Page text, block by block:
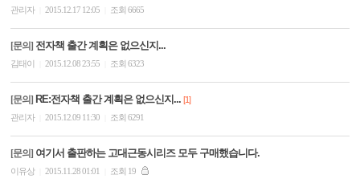
관리자 2015.12.17 12:05 조회 6665
[문의] 전자책 출간 계획은 없으신지...
김태이 2015.12.08 23:55 조회 6323
[문의] RE:전자책 출간 계획은 없으신지... [1]
관리자
2015.12.09 11:30 조회 6291
[문의] 여기서 출판하는 고대근동시리즈 모두 구매했습니다.
이유상 2015.11.28 01:01 조회 19